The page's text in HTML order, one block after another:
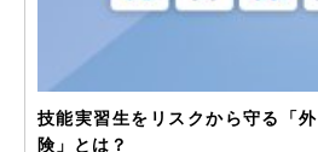
技能実習生をリスクから守る「
険」とは？